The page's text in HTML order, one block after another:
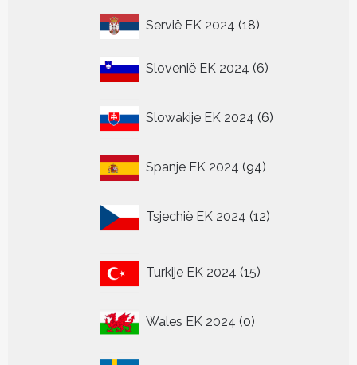
Servië EK 2024 1818
Slovenië EK 2024 66
Slowakije EK 2024 6
producten
Spanje EK 2024 9494
Tsjechië EK 2024 12
producten
Turkije EK 2024 15
producten
Wales EK 2024 00